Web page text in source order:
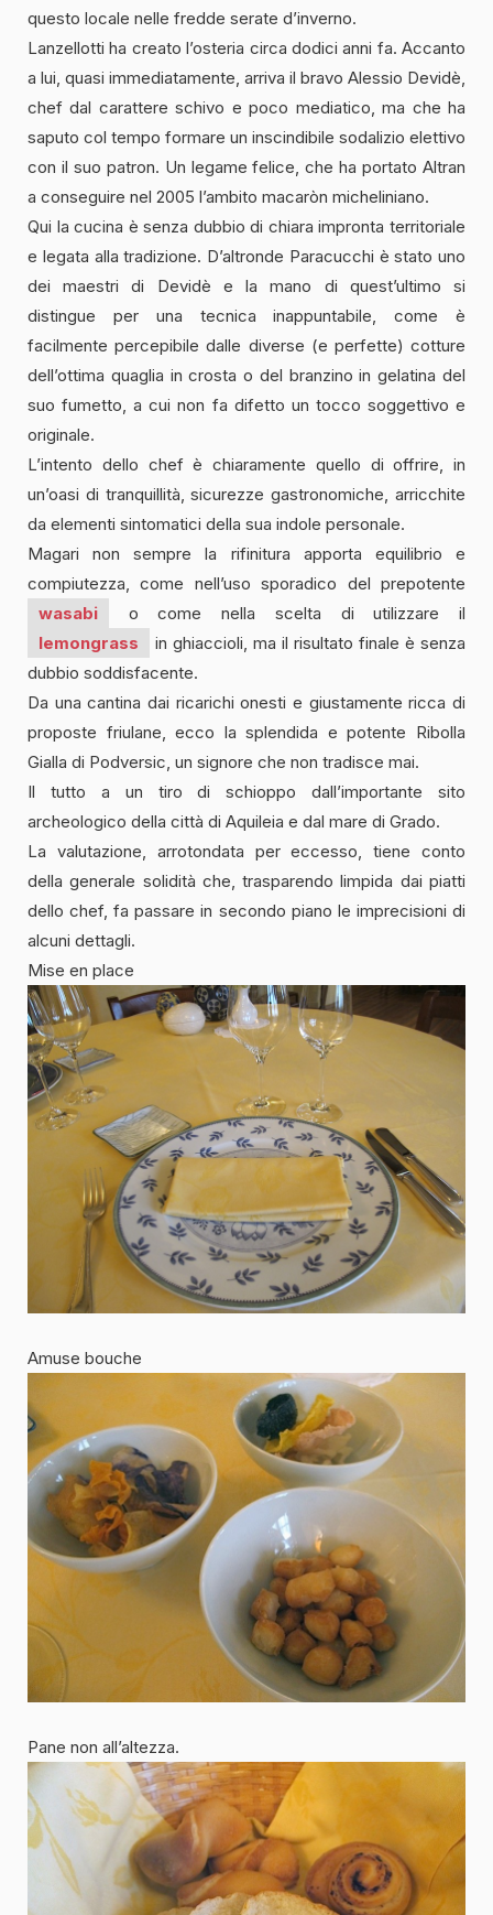
questo locale nelle fredde serate d’inverno.
Lanzellotti ha creato l’osteria circa dodici anni fa. Accanto
a lui, quasi immediatamente, arriva il bravo Alessio Devidè,
chef dal carattere schivo e poco mediatico, ma che ha
saputo col tempo formare un inscindibile sodalizio elettivo
con il suo patron. Un legame felice, che ha portato Altran
a conseguire nel 2005 l’ambito macaròn micheliniano.
Qui la cucina è senza dubbio di chiara impronta territoriale
e legata alla tradizione. D’altronde Paracucchi è stato uno
dei maestri di Devidè e la mano di quest’ultimo si
distingue per una tecnica inappuntabile, come è
facilmente percepibile dalle diverse (e perfette) cotture
dell’ottima quaglia in crosta o del branzino in gelatina del
suo fumetto, a cui non fa difetto un tocco soggettivo e
originale.
L’intento dello chef è chiaramente quello di offrire, in
un’oasi di tranquillità, sicurezze gastronomiche, arricchite
da elementi sintomatici della sua indole personale.
Magari non sempre la rifinitura apporta equilibrio e
compiutezza, come nell’uso sporadico del prepotente
wasabi
o come nella scelta di utilizzare il
lemongrass
in ghiaccioli, ma il risultato finale è senza
dubbio soddisfacente.
Da una cantina dai ricarichi onesti e giustamente ricca di
proposte friulane, ecco la splendida e potente Ribolla
Gialla di Podversic, un signore che non tradisce mai.
Il tutto a un tiro di schioppo dall’importante sito
archeologico della città di Aquileia e dal mare di Grado.
La valutazione, arrotondata per eccesso, tiene conto
della generale solidità che, trasparendo limpida dai piatti
dello chef, fa passare in secondo piano le imprecisioni di
alcuni dettagli.
Mise en place
Amuse bouche
Pane non all’altezza.